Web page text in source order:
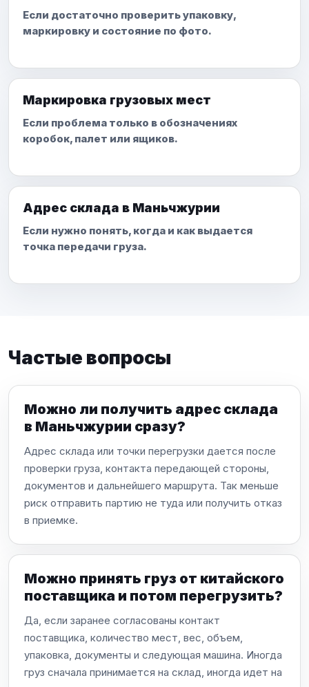
Если достаточно проверить упаковку,
маркировку и состояние по фото.
Маркировка грузовых мест
Если проблема только в обозначениях
коробок, палет или ящиков.
Адрес склада в Маньчжурии
Если нужно понять, когда и как выдается
точка передачи груза.
Частые вопросы
Можно ли получить адрес склада
в Маньчжурии сразу?
Адрес склада или точки перегрузки дается после
проверки груза, контакта передающей стороны,
документов и дальнейшего маршрута. Так меньше
риск отправить партию не туда или получить отказ
в приемке.
Можно принять груз от китайского
поставщика и потом перегрузить?
Да, если заранее согласованы контакт
поставщика, количество мест, вес, объем,
упаковка, документы и следующая машина. Иногда
груз сначала принимается на склад, иногда идет на